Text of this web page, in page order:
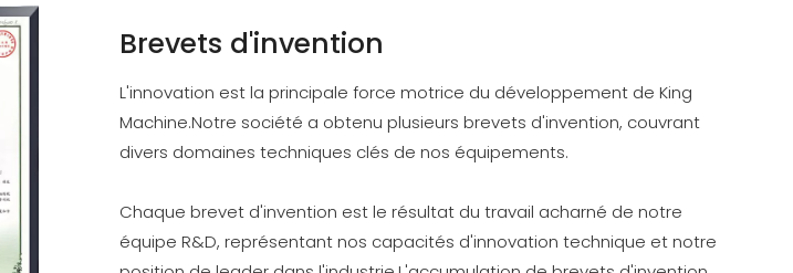
Brevets d'invention
L'innovation est la principale force motrice du développement de King
Machine.Notre société a obtenu plusieurs brevets d'invention, couvrant
divers domaines techniques clés de nos équipements.
Chaque brevet d'invention est le résultat du travail acharné de notre
équipe R&D, représentant nos capacités d'innovation technique et notre